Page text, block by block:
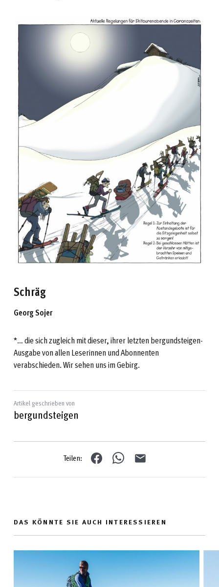
Schräg
Georg Sojer
*… die sich zugleich mit dieser, ihrer letzten bergundsteigen-
Ausgabe von allen Leserinnen und Abonnenten
verabschieden. Wir sehen uns im Gebirg.
Artikel geschrieben von
bergundsteigen
Teilen:
DAS KÖNNTE SIE AUCH INTERESSIEREN